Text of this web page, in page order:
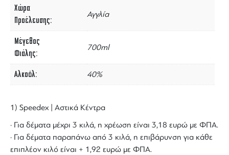
Χώρα
Προέλευσης
Αγγλία
Μέγεθος
Φιάλης
700ml
Αλκοόλ 40%
1) Speedex | Αστικά Κέντρα
· Για δέματα μέχρι 3 κιλά, η χρέωση είναι 3,18 ευρώ με ΦΠΑ.
· Για δέματα παραπάνω από 3 κιλά, η επιβάρυνση για κάθε
επιπλέον κιλό είναι + 1,92 ευρώ με ΦΠΑ.